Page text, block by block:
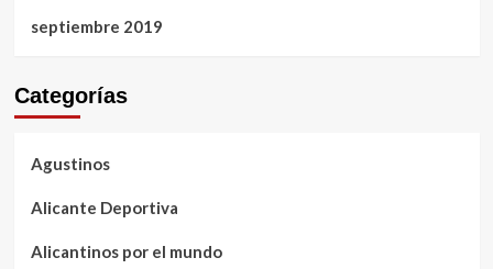
septiembre 2019
Categorías
Agustinos
Alicante Deportiva
Alicantinos por el mundo